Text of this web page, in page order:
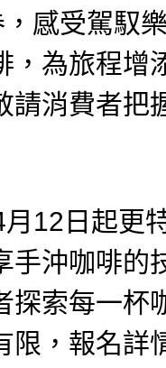
感受駕馭
，為旅程增
請消費者把
日起更
手沖咖啡的
探索每一杯
限，報名詳